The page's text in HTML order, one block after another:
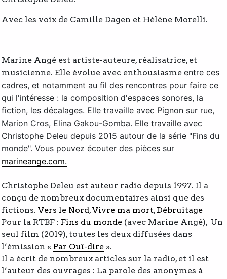
Avec les voix de Camille Dagen et Hélène Morelli.
Marine Angé est artiste-auteure, réalisatrice, et
musicienne. Elle évolue avec enthousiasme entre ces
cadres, et notamment au fil des rencontres pour faire ce
qui l'intéresse : la composition d'espaces sonores, la
fiction, les décalages. Elle travaille avec Pignon sur rue,
Marion Cros, Elina Gakou-Gomba. Elle travaille avec
Christophe Deleu depuis 2015 autour de la série "Fins du
monde". Vous pouvez écouter des pièces sur
marineange.com.
Christophe Deleu est auteur radio depuis 1997. Il a
conçu de nombreux documentaires ainsi que des
fictions. Vers le Nord,Vivre ma mort,Débruitage
Pour la RTBF : Fins du monde (avec Marine Angé), Un
seul film (2019), toutes les deux diffusées dans
l’émission « Par Ouï-dire ».
Il a écrit de nombreux articles sur la radio, et il est
l’auteur des ouvrages : La parole des anonymes à